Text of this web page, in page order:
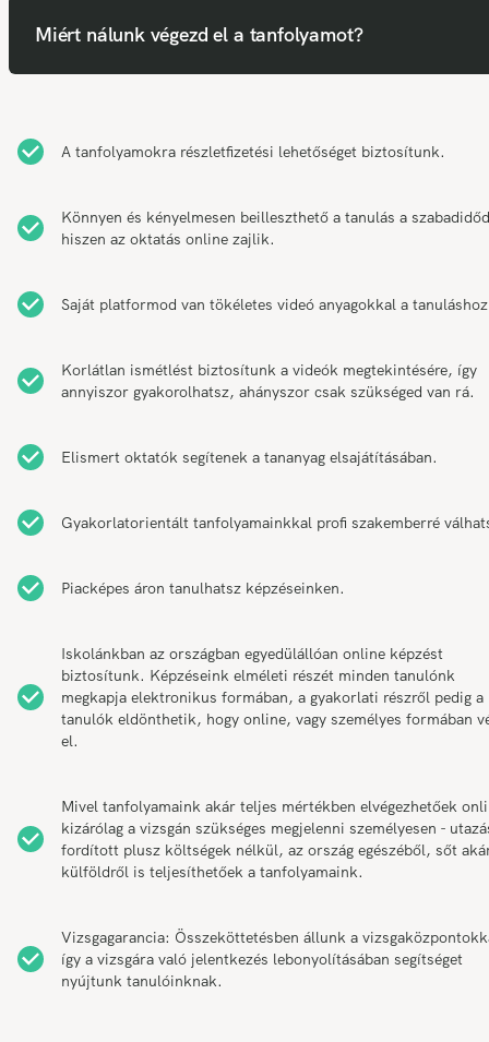
Miért nálunk végezd el a tanfolyamot?
A tanfolyamokra részletfizetési lehetőséget biztosítunk.
Könnyen és kényelmesen beilleszthető a tanulás a
hiszen az oktatás online zajlik.
Saját platformod van tökéletes videó anyagokkal a
Korlátlan ismétlést biztosítunk a videók megtekintésére, így
annyiszor gyakorolhatsz, ahányszor csak szükséged van rá.
Elismert oktatók segítenek a tananyag elsajátításában.
Gyakorlatorientált tanfolyamainkkal profi szakemberré
Piacképes áron tanulhatsz képzéseinken.
Iskolánkban az országban egyedülállóan online képzést
biztosítunk. Képzéseink elméleti részét minden tanulónk
megkapja elektronikus formában, a gyakorlati részről pedig a
tanulók eldönthetik, hogy online, vagy személyes formában
el.
Mivel tanfolyamaink akár teljes mértékben elvégezhetőek
kizárólag a vizsgán szükséges megjelenni személyesen -
fordított plusz költségek nélkül, az ország egészéből, sőt
külföldről is teljesíthetőek a tanfolyamaink.
Vizsgagarancia: Összeköttetésben állunk a
így a vizsgára való jelentkezés lebonyolításában segítséget
nyújtunk tanulóinknak.